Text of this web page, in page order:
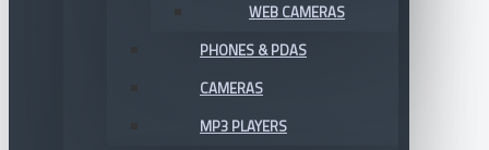
WEB CAMERAS
PHONES & PDAS
CAMERAS
MP3 PLAYERS